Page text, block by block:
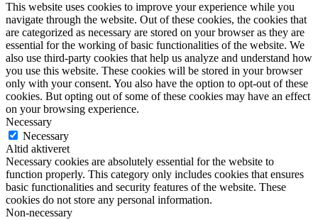
This website uses cookies to improve your experience while you
navigate through the website. Out of these cookies, the cookies that
are categorized as necessary are stored on your browser as they are
essential for the working of basic functionalities of the website. We
also use third-party cookies that help us analyze and understand how
you use this website. These cookies will be stored in your browser
only with your consent. You also have the option to opt-out of these
cookies. But opting out of some of these cookies may have an effect
on your browsing experience.
Necessary
Necessary
Altid aktiveret
Necessary cookies are absolutely essential for the website to
function properly. This category only includes cookies that ensures
basic functionalities and security features of the website. These
cookies do not store any personal information.
Non-necessary